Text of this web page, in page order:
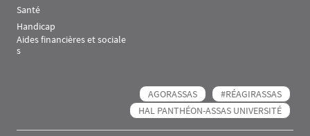
Santé
Handicap
Aides financières et sociale
s
AGORASSAS
#RÉAGIRASSAS
HAL PANTHÉON-ASSAS UNIVERSITÉ